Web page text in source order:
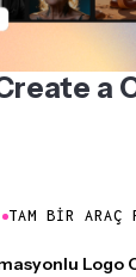
a
TAM BIR ARAÇ
Logo